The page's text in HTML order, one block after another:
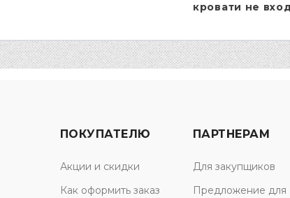
кровати не
ПОКУПАТЕЛЮ
Акции и скидки
Как оформить заказ
ПАРТНЕРАМ
Для закупщиков
Предложение для